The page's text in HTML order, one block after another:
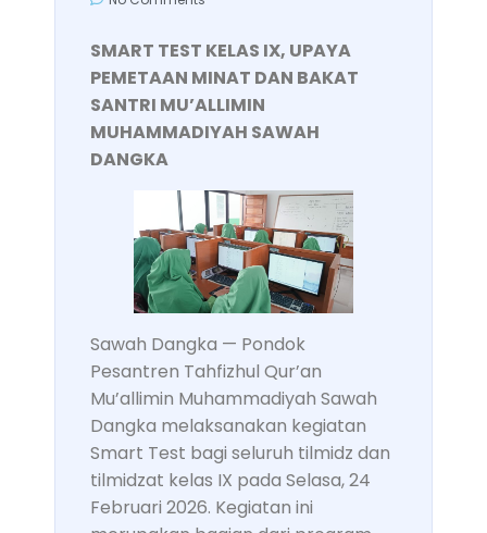
SMART TEST KELAS IX, UPAYA
PEMETAAN MINAT DAN BAKAT
SANTRI MU’ALLIMIN
MUHAMMADIYAH SAWAH
DANGKA
Sawah Dangka — Pondok
Pesantren Tahfizhul Qur’an
Mu’allimin Muhammadiyah Sawah
Dangka melaksanakan kegiatan
Smart Test bagi seluruh tilmidz dan
tilmidzat kelas IX pada Selasa, 24
Februari 2026. Kegiatan ini